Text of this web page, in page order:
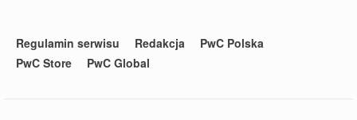
Regulamin serwisu Redakcja
PwC Polska
PwC Store
PwC Global